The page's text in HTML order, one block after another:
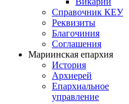
Справочник КЕУ
Реквизиты
Благочиния
Соглашения
Мариинская епархия
История
Архиерей
Епархиальное
управление